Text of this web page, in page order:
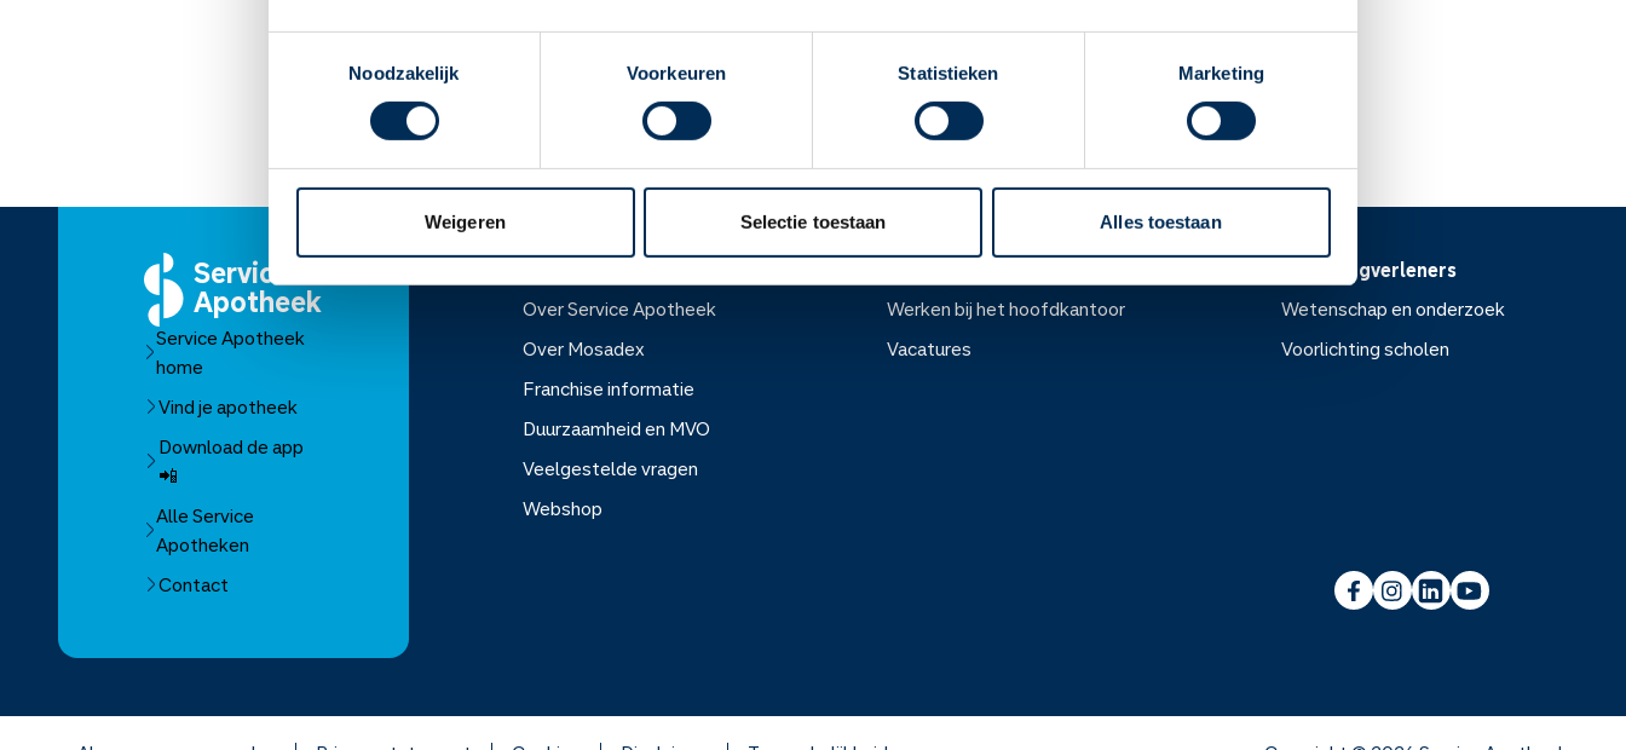
Noodzakelijk
Voorkeuren Statistieken Marketing
Weigeren Selectie toestaan Alles toestaan
Dit is mijn apotheek
Service
Apotheek
Service Apotheek
home
Vind je apotheek
Download de app
📲
Alle Service
Apotheken
Contact
Over Service Apotheek
Over Mosadex
Franchise informatie
Duurzaamheid en MVO
Veelgestelde vragen
Webshop
Werken bij het hoofdkantoor
Vacatures
Voor zorgverleners
Wetenschap en onderzoek
Voorlichting scholen
Voorlichting scholen